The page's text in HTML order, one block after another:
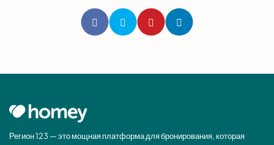
Регион 123 — это мощная платформа для бронирования, которая